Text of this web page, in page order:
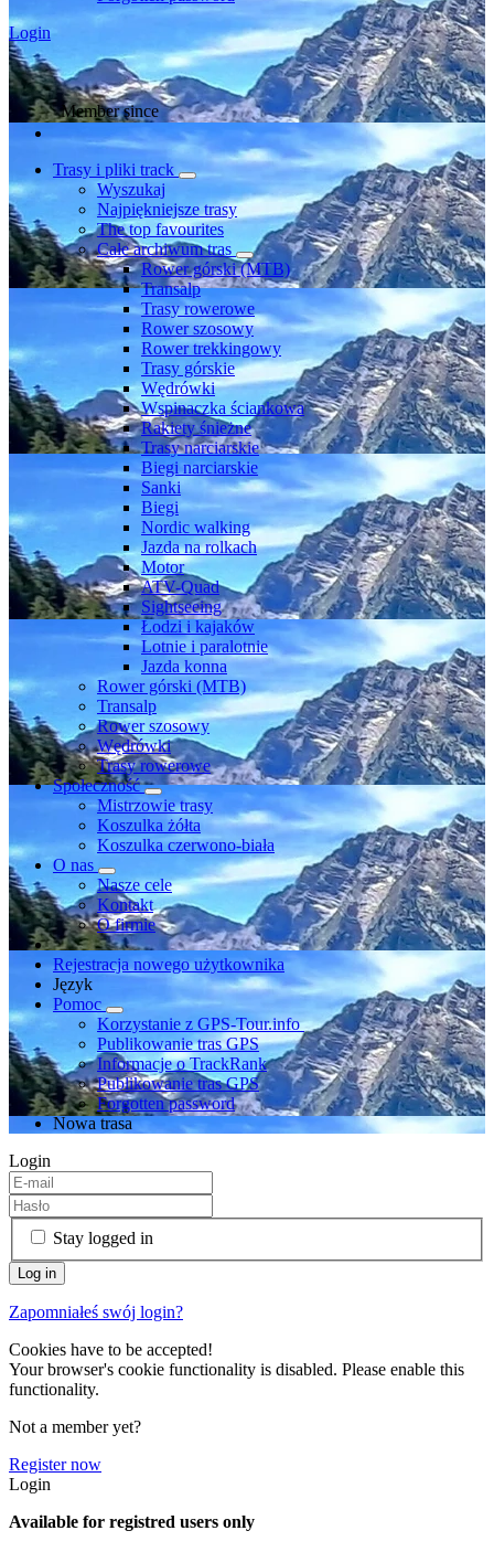
Login
Member since
Trasy i pliki track
Wyszukaj
Najpiękniejsze trasy
The top favourites
Całe archiwum tras
Rower górski (MTB)
Transalp
Trasy rowerowe
Rower szosowy
Rower trekkingowy
Trasy górskie
Wędrówki
Wspinaczka ściankowa
Rakiety śnieżne
Trasy narciarskie
Biegi narciarskie
Sanki
Biegi
Nordic walking
Jazda na rolkach
Motor
ATV-Quad
Sightseeing
Łodzi i kajaków
Lotnie i paralotnie
Jazda konna
Rower górski (MTB)
Transalp
Rower szosowy
Wędrówki
Trasy rowerowe
Społeczność
Mistrzowie trasy
Koszulka żółta
Koszulka czerwono-biała
O nas
Nasze cele
Kontakt
O firmie
Rejestracja nowego użytkownika
Język
Pomoc
Korzystanie z GPS-Tour.info
Publikowanie tras GPS
Informacje o TrackRank
Publikowanie tras GPS
Forgotten password
Nowa trasa
Login
Stay logged in
Zapomniałeś swój login?
Cookies have to be accepted!
Your browser's cookie functionality is disabled. Please enable this
functionality.
Not a member yet?
Register now
Login
Available for registred users only